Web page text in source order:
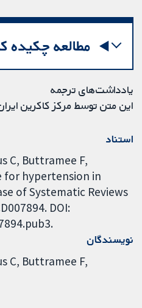
مطالعه چکیده
یادداشت‌های ترجمه
این متن توسط مرکز کاکرین
استناد
C, Buttramee F,
for hypertension in
of Systematic Reviews
DOI:
نویسندگان
C Buttramee F